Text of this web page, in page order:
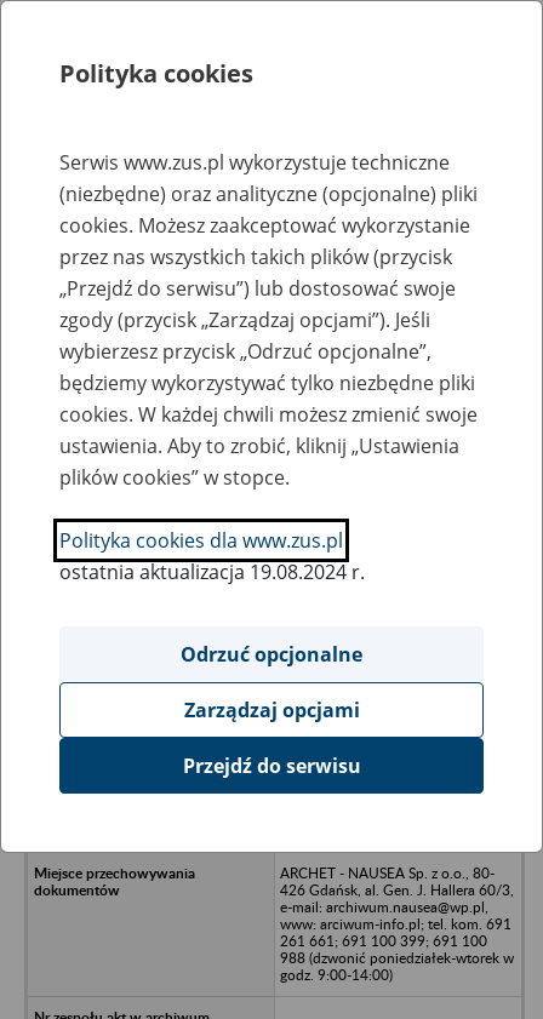
Rejestry, ewidencje i archiwa
Baza zlikwidowanych lub
przekształconych zakładów pracy
Nazwa zakładu pracy:
SZUKAJ
Ukryj wszystkie pozycje bazy
Przedsiębiorstwo Usług
ARCHET - NAUSEA Sp. z o.o., 80-
426 Gdańsk, al. Gen. J. Hallera 60/3,
e-mail: archiwum.nausea@wp.pl,
www: arciwum-info.pl; tel. kom. 691
261 661; 691 100 399; 691 100
988 (dzwonić poniedziałek-wtorek w
godz. 9:00-14:00)
Polityka cookies
Serwis www.zus.pl wykorzystuje techniczne
(niezbędne) oraz analityczne (opcjonalne) pliki
cookies. Możesz zaakceptować wykorzystanie
przez nas wszystkich takich plików (przycisk
„Przejdź do serwisu”) lub dostosować swoje
zgody (przycisk „Zarządzaj opcjami”). Jeśli
wybierzesz przycisk „Odrzuć opcjonalne”,
będziemy wykorzystywać tylko niezbędne pliki
cookies. W każdej chwili możesz zmienić swoje
ustawienia. Aby to zrobić, kliknij „Ustawienia
plików cookies” w stopce.
Polityka cookies dla www.zus.pl
ostatnia aktualizacja 19.08.2024 r.
Odrzuć opcjonalne
Zarządzaj opcjami
Przejdź do serwisu